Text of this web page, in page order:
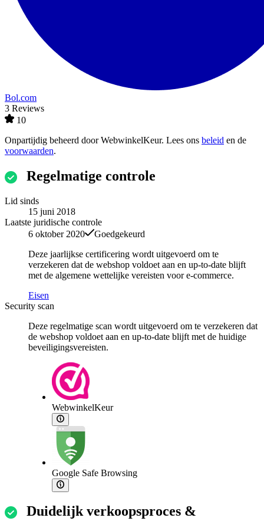
Bol.com
3 Reviews
10
Onpartijdig beheerd doorWebwinkelKeur. Lees ons beleid en de
voorwaarden.
Regelmatige controle
Lid sinds
15 juni 2018
Laatste juridische controle
6 oktober 2020
Goedgekeurd
Deze jaarlijkse certificering wordt uitgevoerd om te
verzekeren dat de webshop voldoet aan en up-to-date blijft
met de algemene wettelijke vereisten voor e-commerce.
Eisen
Security scan
Deze regelmatige scan wordt uitgevoerd om te verzekeren dat
de webshop voldoet aan en up-to-date blijft met de huidige
beveiligingsvereisten.
WebwinkelKeur
Google Safe Browsing
Duidelijk verkoopsproces &